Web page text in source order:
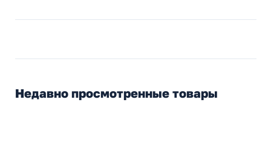
Недавно просмотренные товары